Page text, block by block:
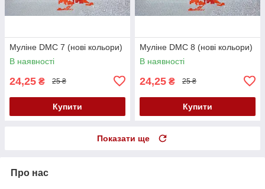
Муліне DMC 7 (нові кольори)
В наявності
24,25 ₴ 25 ₴
Купити
Муліне DMC 8 (нові кольори)
В наявності
24,25 ₴ 25 ₴
Купити
Показати ще
Про нас